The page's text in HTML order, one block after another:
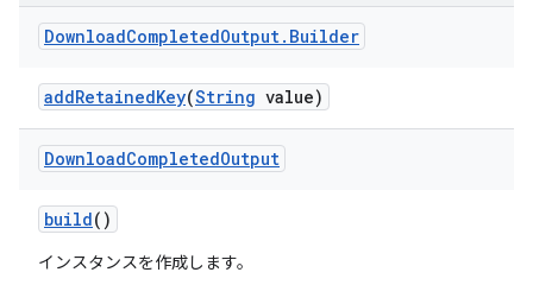
DownloadCompletedOutput. Builder
addRetainedKey(String value)
DownloadCompletedOutput
build()
インスタンスを作成します。